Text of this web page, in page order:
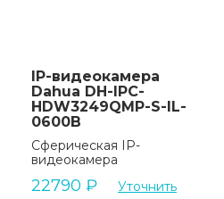
IP-видеокамера
Dahua DH-IPC-
HDW3249QMP-S-IL-
0600B
Сферическая IP-
видеокамера
22790 ₽ Уточнить